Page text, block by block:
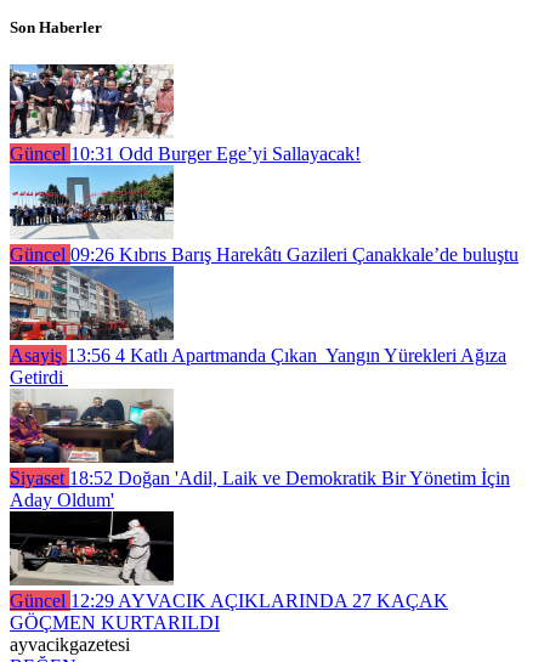
Son Haberler
Güncel 10:31 Odd Burger Ege’yi Sallayacak!
Güncel 09:26 Kıbrıs Barış Harekâtı Gazileri Çanakkale’de buluştu
Asayiş 13:56 4 Katlı Apartmanda Çıkan Yangın Yürekleri Ağıza
Getirdi
Siyaset 18:52 Doğan 'Adil, Laik ve Demokratik Bir Yönetim İçin
Aday Oldum'
Güncel 12:29 AYVACIK AÇIKLARINDA 27 KAÇAK
GÖÇMEN KURTARILDI
ayvacikgazetesi